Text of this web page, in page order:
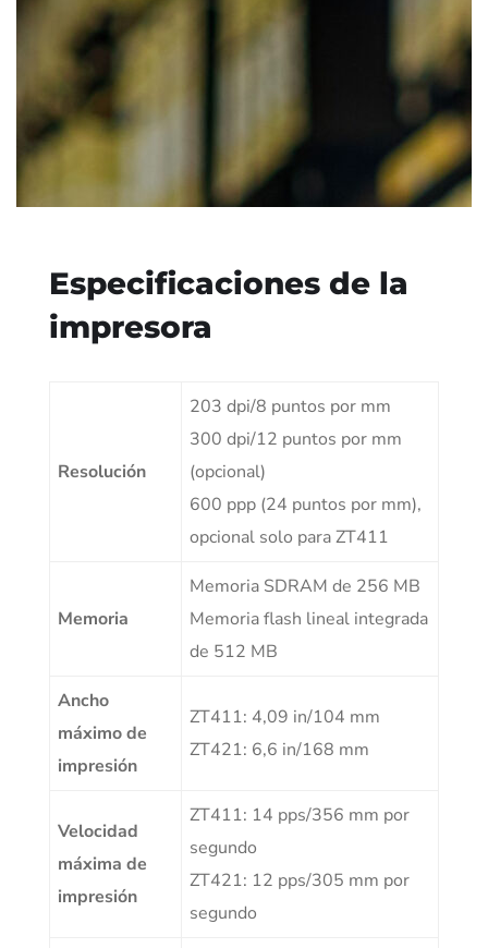
Especificaciones de la
impresora
Resolución
203 dpi/8 puntos por mm
300 dpi/12 puntos por mm
(opcional)
600 ppp (24 puntos por mm),
opcional solo para ZT411
Memoria
Memoria SDRAM de 256 MB
Memoria flash lineal integrada
de 512 MB
Ancho
máximo de
impresión
ZT411: 4,09 in/104 mm
ZT421: 6,6 in/168 mm
Velocidad
máxima de
impresión
ZT411: 14 pps/356 mm por
segundo
ZT421: 12 pps/305 mm por
segundo